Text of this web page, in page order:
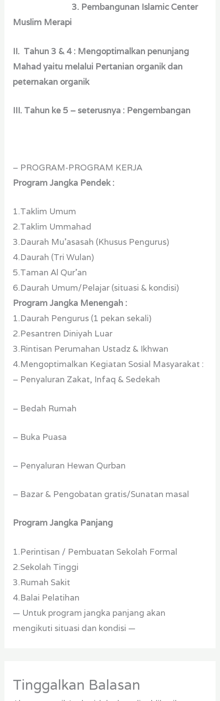
3. Pembangunan Islamic Center
Muslim Merapi
II. Tahun 3 & 4 : Mengoptimalkan penunjang
Mahad yaitu melalui Pertanian organik dan
peternakan organik
III. Tahun ke 5 – seterusnya : Pengembangan
– PROGRAM-PROGRAM KERJA
Program Jangka Pendek :
1.Taklim Umum
2.Taklim Ummahad
3.Daurah Mu’asasah (Khusus Pengurus)
4.Daurah (Tri Wulan)
5.Taman Al Qur’an
6.Daurah Umum/Pelajar (situasi & kondisi)
Program Jangka Menengah :
1.Daurah Pengurus (1 pekan sekali)
2.Pesantren Diniyah Luar
3.Rintisan Perumahan Ustadz & Ikhwan
4.Mengoptimalkan Kegiatan Sosial Masyarakat :
– Penyaluran Zakat, Infaq & Sedekah
– Bedah Rumah
– Buka Puasa
– Penyaluran Hewan Qurban
– Bazar & Pengobatan gratis/Sunatan masal
Program Jangka Panjang
1.Perintisan / Pembuatan Sekolah Formal
2.Sekolah Tinggi
3.Rumah Sakit
4.Balai Pelatihan
— Untuk program jangka panjang akan
mengikuti situasi dan kondisi —
Tinggalkan Balasan